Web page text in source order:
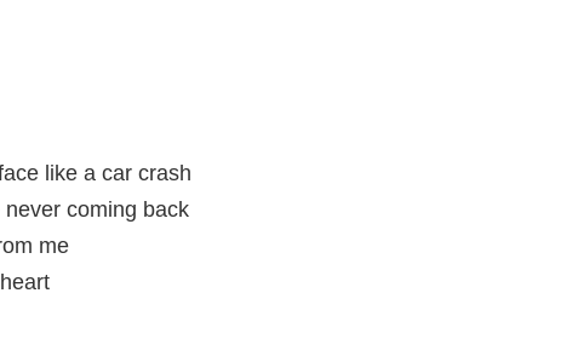
like a car crash
coming back
me